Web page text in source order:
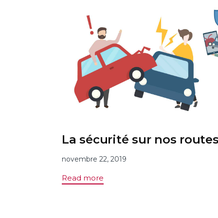
La sécurité sur nos
novembre 22, 2019
Read more